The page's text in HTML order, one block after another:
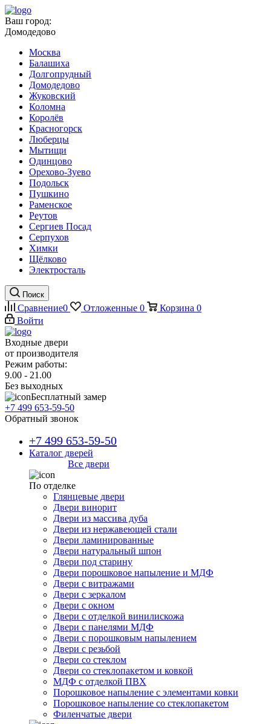
Ваш город:
Домодедово
Москва
Балашиха
Долгопрудный
Домодедово
Жуковский
Коломна
Королёв
Красногорск
Люберцы
Мытищи
Одинцово
Орехово-Зуево
Подольск
Пушкино
Раменское
Реутов
Сергиев Посад
Серпухов
Химки
Щёлково
Электросталь
Поиск
Сравнение0 Отложенные 0 Корзина 0
Войти
Входные двери
от производителя
Режим работы:
9.00 - 21.00
Без выходных
Бесплатный замер
+7 499 653-59-50
Обратный звонок
+7 499 653-59-50
Каталог дверей
Все двери
По отделке
Глянцевые двери
Двери винорит
Двери из массива дуба
Двери из нержавеющей стали
Двери ламинированные
Двери натуральный шпон
Двери под старину
Двери порошковое напыление и МДФ
Двери с витражами
Двери с зеркалом
Двери с окном
Двери с отделкой винилискожа
Двери с панелями МДФ
Двери с порошковым напылением
Двери с резьбой
Двери со стеклом
Двери со стеклопакетом и ковкой
МДФ с отделкой ПВХ
Порошковое напыление с элементами ковки
Порошковое напыление со стеклопакетом
Филенчатые двери